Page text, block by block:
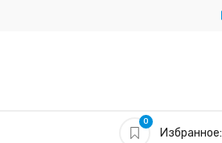
0
Избранное: